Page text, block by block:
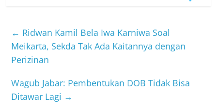
b
o
o
k
← Ridwan Kamil Bela Iwa Karniwa Soal
Meikarta, Sekda Tak Ada Kaitannya dengan
Perizinan
Wagub Jabar: Pembentukan DOB Tidak Bisa
Ditawar Lagi →